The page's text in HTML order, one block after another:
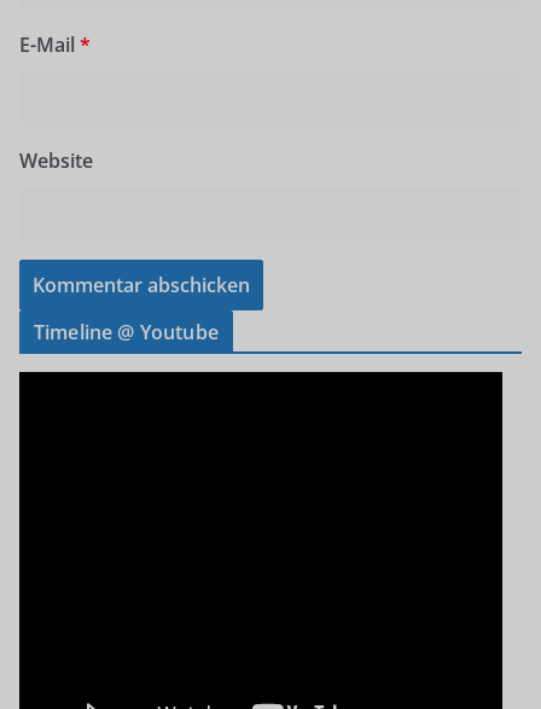
E-Mail *
Website
Timeline @ Youtube